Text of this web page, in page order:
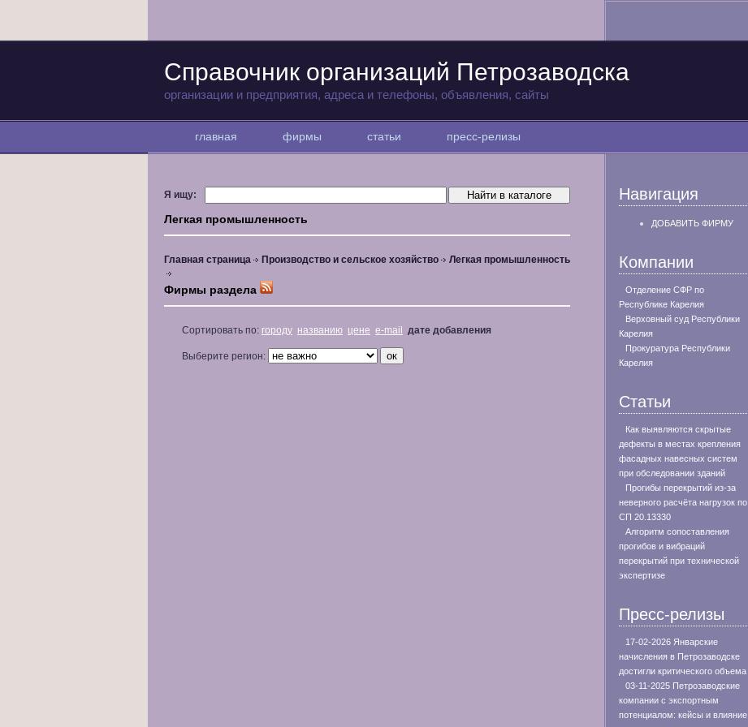
Справочник организаций Петрозаводска
организации и предприятия, адреса и телефоны, объявления, сайты
главная фирмы статьи пресс-релизы
Я ищу:
Легкая промышленность
Главная страница Производство и сельское хозяйство Легкая промышленность
Фирмы раздела
Сортировать по: городу названию цене e-mail дате добавления
Выберите регион:
Навигация
ДОБАВИТЬ ФИРМУ
Компании
Отделение СФР по
Республике Карелия
Верховный суд Республики
Карелия
Прокуратура Республики
Карелия
Статьи
Как выявляются скрытые
дефекты в местах крепления
фасадных навесных систем
при обследовании зданий
Прогибы перекрытий из-за
неверного расчёта нагрузок по
СП 20.13330
Алгоритм сопоставления
прогибов и вибраций
перекрытий при технической
экспертизе
Пресс-релизы
17-02-2026 Январские
начисления в Петрозаводске
достигли критического объема
03-11-2025 Петрозаводские
компании с экспортным
потенциалом: кейсы и влияние